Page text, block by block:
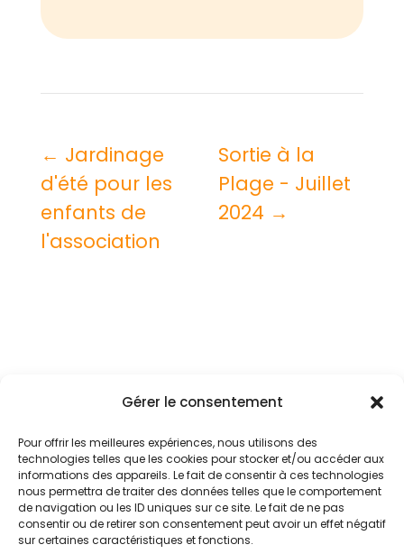
Gérer le consentement
Pour offrir les meilleures expériences, nous utilisons des
technologies telles que les cookies pour stocker et/ou accéder aux
informations des appareils. Le fait de consentir à ces technologies
nous permettra de traiter des données telles que le comportement
de navigation ou les ID uniques sur ce site. Le fait de ne pas
consentir ou de retirer son consentement peut avoir un effet négatif
sur certaines caractéristiques et fonctions.
← Jardinage
d'été pour les
enfants de
l'association
Sortie à la
Plage - Juillet
2024 →
Politique de confidentialité
Politique de cookies (UE)